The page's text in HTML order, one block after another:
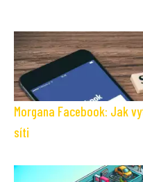
Morgana Facebook: Jak
síti